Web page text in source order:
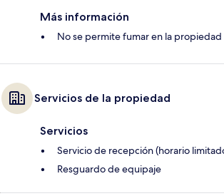
Más información
No se permite fumar en la propiedad
Servicios de la propiedad
Servicios
Servicio de recepción (horario
Resguardo de equipaje